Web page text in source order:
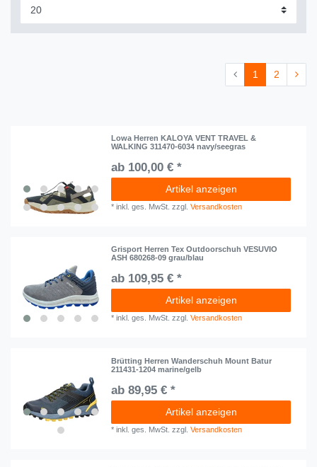
1 2
Lowa Herren KALOYA VENT TRAVEL &
WALKING 311470-6034 navy/seegras
ab 100,00 € *
Artikel anzeigen
*inkl. ges. MwSt. zzgl.Versandkosten
Grisport Herren Tex Outdoorschuh VESUVIO
ASH 680268-09 grau/blau
ab 109,95 € *
Artikel anzeigen
*inkl. ges. MwSt. zzgl.Versandkosten
Brütting Herren Wanderschuh Mount Batur
211431-1204 marine/gelb
ab 89,95 € *
Artikel anzeigen
*inkl. ges. MwSt. zzgl.Versandkosten